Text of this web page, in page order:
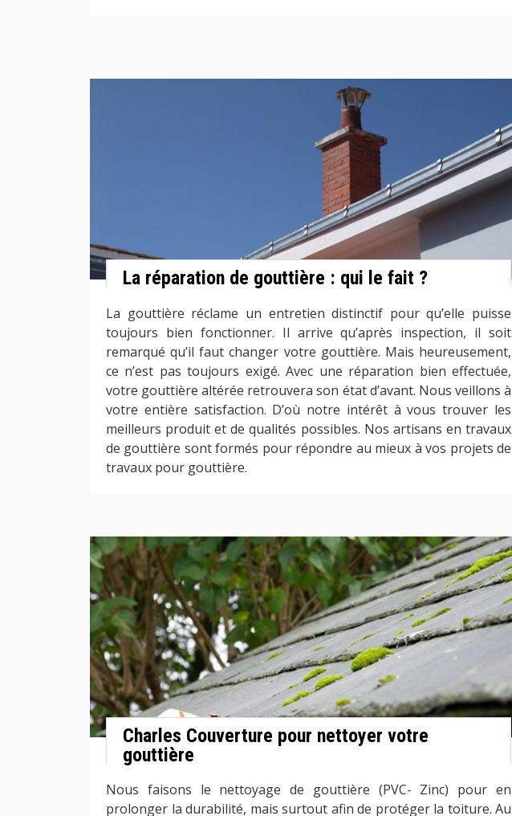
La réparation de gouttière : qui le fait ?
La gouttière réclame un entretien distinctif pour qu’elle puisse
toujours bien fonctionner. Il arrive qu’après inspection, il soit
remarqué qu’il faut changer votre gouttière. Mais heureusement,
ce n’est pas toujours exigé. Avec une réparation bien effectuée,
votre gouttière altérée retrouvera son état d’avant. Nous veillons à
votre entière satisfaction. D’où notre intérêt à vous trouver les
meilleurs produit et de qualités possibles. Nos artisans en travaux
de gouttière sont formés pour répondre au mieux à vos projets de
travaux pour gouttière.
Charles Couverture pour nettoyer votre
gouttière
Nous faisons le nettoyage de gouttière (PVC- Zinc) pour en
prolonger la durabilité, mais surtout afin de protéger la toiture. Au